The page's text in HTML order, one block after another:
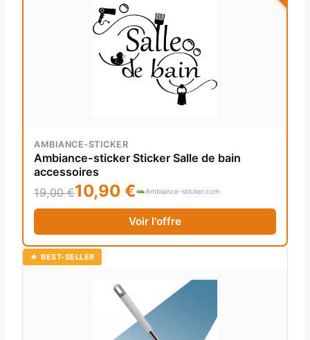
AMBIANCE-STICKER
Ambiance-sticker Sticker Salle de bain
accessoires
19,00 €10,90 € Ambiance-sticker.com
Voir l'offre
★ BEST-SELLER